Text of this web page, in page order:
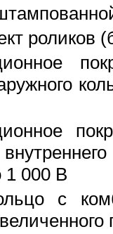
роликов
1 000 В
с